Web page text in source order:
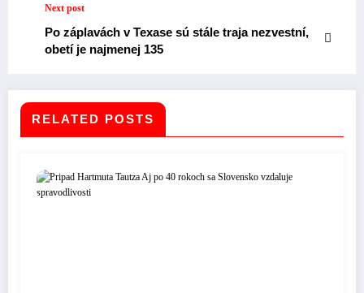
Next post
Po záplavách v Texase sú stále traja nezvestní,
obetí je najmenej 135
RELATED POSTS